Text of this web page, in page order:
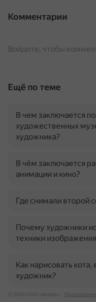
Комментарии
Войдите, чтобы
Ещё по теме
В чем заключается
художественных
художника?
В чём заключается
анимации и кино?
Где снимали второй
Почему художники
техники
Как нарисовать
художник?
© 2026 ООО «Яндекс»